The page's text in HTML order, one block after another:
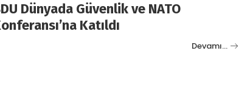
Dünyada Güvenlik ve NATO
Katıldı
Devamı…